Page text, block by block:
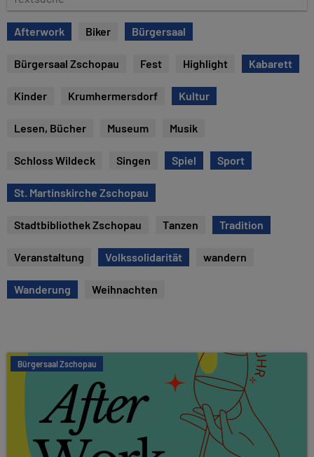
e
x
t
Afterwork Biker Bürgersaal
Bürgersaal Zschopau Fest Highlight Kabarett
Kinder Krumhermersdorf Kultur
Lesen, Bücher Museum Musik
Schloss Wildeck Singen Spiel Sport
St. Martinskirche Zschopau
Stadtbibliothek Zschopau Tanzen Tradition
Veranstaltung Volkssolidarität wandern
Wanderung Weihnachten
Bürgersaal Zschopau